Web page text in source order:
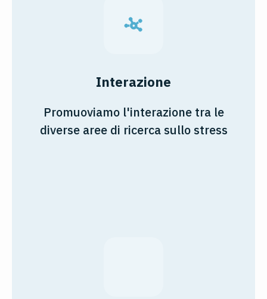
Interazione
Promuoviamo l'interazione tra le
diverse aree di ricerca sullo stress